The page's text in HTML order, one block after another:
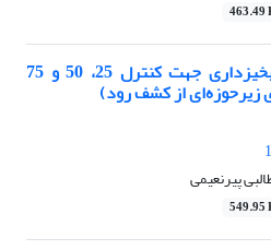
463.49
بهینه‌سازی مکانی بندهای آبخیزداری جهت کنترل 25، 50 و 75
از کشف رود)
پیرنعیمی
549.95